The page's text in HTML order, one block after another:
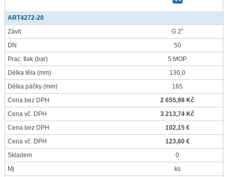
ART4272-20
Závit
G 2"
DN
50
Prac. tlak (bar)
5 MOP
Délka těla (mm)
130,0
Délka páčky (mm)
165
Cena bez DPH
2 655,98 Kč
Cena vč. DPH
3 213,74 Kč
Cena bez DPH
102,15 €
Cena vč. DPH
123,60 €
Skladem
0
Mj
ks